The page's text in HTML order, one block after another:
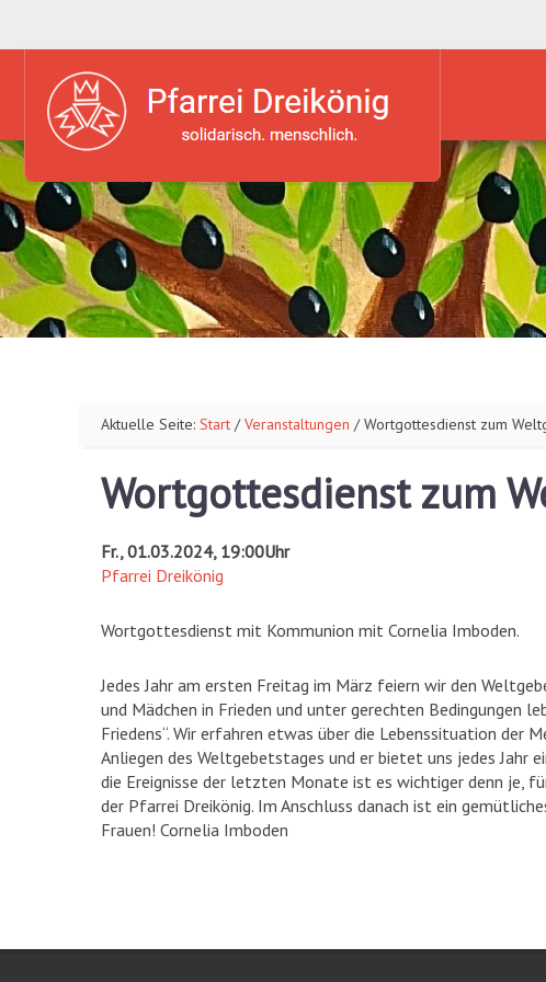
Aktuelle Seite: Start / Veranstaltungen /Wortgottesdienst zum
Wortgottesdienst zum
Fr., 01.03.2024, 19:00Uhr
Pfarrei Dreikönig
Wortgottesdienst mit Kommunion mit Cornelia Imboden.
Jedes Jahr am ersten Freitag im März feiern wir den
und Mädchen in Frieden und unter gerechten Bedingungen
Friedens“. Wir erfahren etwas über die Lebenssituation der
Anliegen des Weltgebetstages und er bietet uns jedes Jahr
die Ereignisse der letzten Monate ist es wichtiger denn je,
der Pfarrei Dreikönig. Im Anschluss danach ist ein
Frauen! Cornelia Imboden